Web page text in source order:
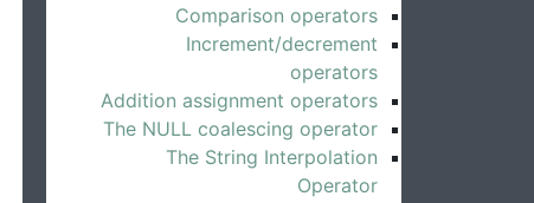
Comparison operators
Increment/decrement
operators
Addition assignment operators
The NULL coalescing operator
The String Interpolation
Operator